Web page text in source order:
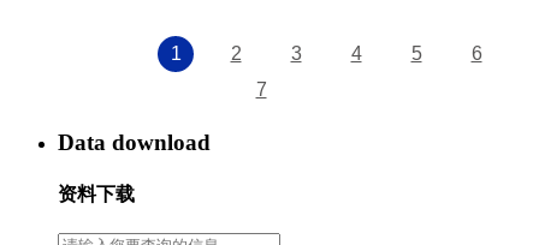
1 2 3 4 5
6
7
Data download
资料下载